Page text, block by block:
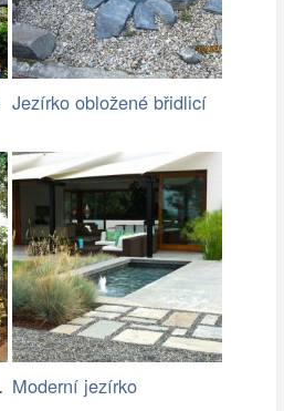
Jezírko obložené břidlicí
Moderní jezírko